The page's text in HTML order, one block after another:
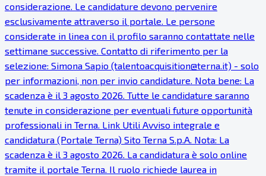
considerazione. Le candidature devono pervenire
esclusivamente attraverso il portale. Le persone
considerate in linea con il profilo saranno contattate nelle
settimane successive. Contatto di riferimento per la
selezione: Simona Sapio (talentoacquisition@terna.it) - solo
per informazioni, non per invio candidature. Nota bene: La
scadenza è il 3 agosto 2026. Tutte le candidature saranno
tenute in considerazione per eventuali future opportunità
professionali in Terna. Link Utili Avviso integrale e
candidatura (Portale Terna) Sito Terna S.p.A. Nota: La
scadenza è il 3 agosto 2026. La candidatura è solo online
tramite il portale Terna. Il ruolo richiede laurea in